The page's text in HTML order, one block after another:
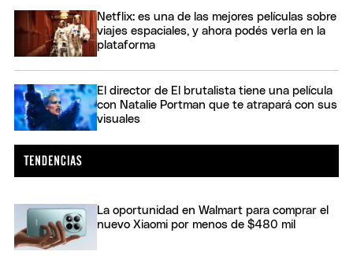
Netflix: es una de las mejores películas sobre
viajes espaciales, y ahora podés verla en la
plataforma
El director de El brutalista tiene una película
con Natalie Portman que te atrapará con sus
visuales
La oportunidad en Walmart para comprar el
nuevo Xiaomi por menos de $480 mil